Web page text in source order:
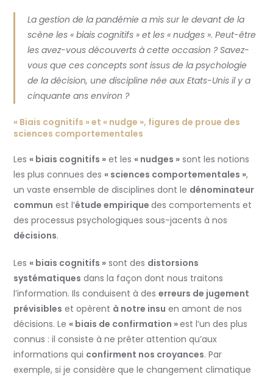
La gestion de la pandémie a mis sur le devant de la
scène les « biais cognitifs » et les « nudges ». Peut-être
les avez-vous découverts à cette occasion ? Savez-
vous que ces concepts sont issus de la psychologie
de la décision, une discipline née aux Etats-Unis il y a
cinquante ans environ ?
« Biais cognitifs » et « nudge », figures de proue des
sciences comportementales
Les« biais cognitifs » et les« nudges » sont les notions
les plus connues des« sciences comportementales »,
un vaste ensemble de disciplines dont le dénominateur
commun est l’étude empiriquedes comportements et
des processus psychologiques sous-jacents à nos
décisions.
Les« biais cognitifs » sont des distorsions
systématiques dans la façon dont nous traitons
l’information. Ils conduisent à deserreurs de jugement
prévisibles et opèrent à notre insu en amont de nos
décisions. Le« biais de confirmation »est l’un des plus
connus : il consiste à ne prêter attention qu’aux
informations qui confirment nos croyances. Par
exemple, si je considère que le changement climatique